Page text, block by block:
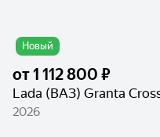
Новый
от1 112 800 ₽
Lada (ВАЗ) Granta
2026